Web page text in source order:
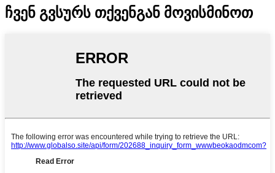
ჩვენ გვსურს თქვენგან მოვისმინოთ